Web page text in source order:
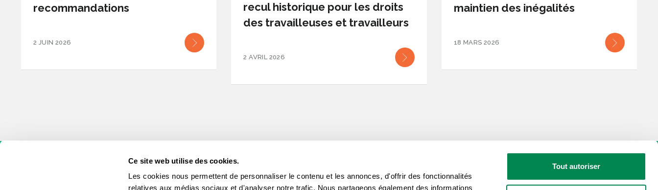
Ce site web utilise des cookies.
Les cookies nous permettent de personnaliser le contenu et les annonces, d'offrir des fonctionnalités
relatives aux médias sociaux et d'analyser notre trafic. Nous partageons également des informations
Tout autoriser
recommandations
2 JUIN 2026
recul historique pour les droits
des travailleuses et travailleurs
2 AVRIL 2026
maintien des inégalités
18 MARS 2026